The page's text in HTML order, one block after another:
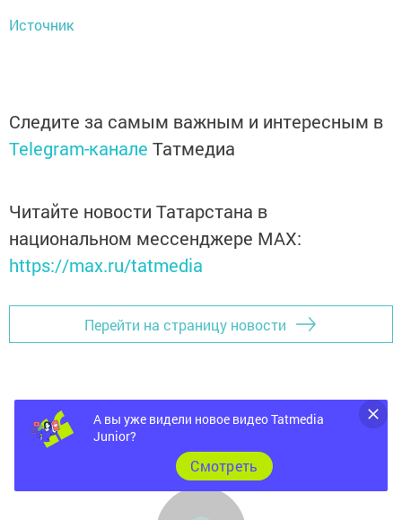
Источник
Следите за самым важным и интересным в
Telegram-канале Татмедиа
Читайте новости Татарстана в
национальном мессенджере MАХ:
https://max.ru/tatmedia
Перейти на страницу новости
А вы уже видели новое видео Tatmedia
Junior?
Cмотреть